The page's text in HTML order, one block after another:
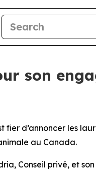
son
fier d’annoncer les
au Canada.
Conseil privé, et